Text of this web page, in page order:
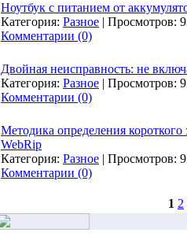
Ноутбук с питанием от
Категория: Разное | Просмотров:
Комментарии (0)
Двойная неисправность: не
Категория: Разное | Просмотров:
Комментарии (0)
Методика определения
WebRip
Категория: Разное | Просмотров:
Комментарии (0)
1 2